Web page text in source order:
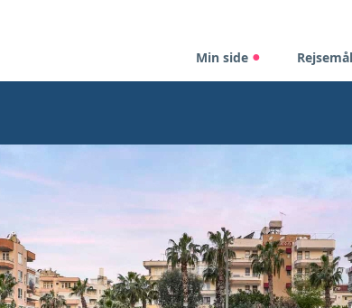
Min side Rejsemål